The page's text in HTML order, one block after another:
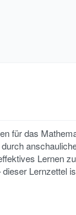
für das
Lernen
Lernzettel